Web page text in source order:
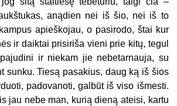
anądien nei iš šio, nei iš to
apieškojau, o pasirodo, štai kur
ir daiktai prisiriša vieni prie kitų, tegul
ir niekam jie nebetarnauja, su
sunku. Tiesą pasakius, daug ką iš šios
padovanoti, galbūt iš viso išmesti.
jau nebe man, kurią dieną ateisi, kartu